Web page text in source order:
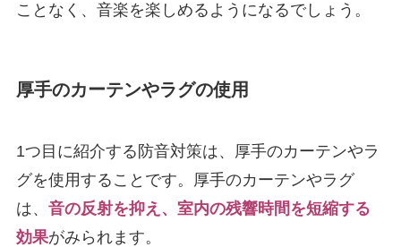
ことなく、音楽を楽しめるようになるでしょう。
厚手のカーテンやラグの使用
1つ目に紹介する防音対策は、厚手のカーテンやラ
グを使用することです。厚手のカーテンやラグ
は、 音の反射を抑え、室内の残響時間を短縮する
効果がみられます。